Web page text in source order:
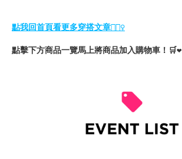
點我回首頁看更多穿搭文章💁🏻‍♀️
點擊下方商品一覽馬上將商品加入購物車！🛒❤️